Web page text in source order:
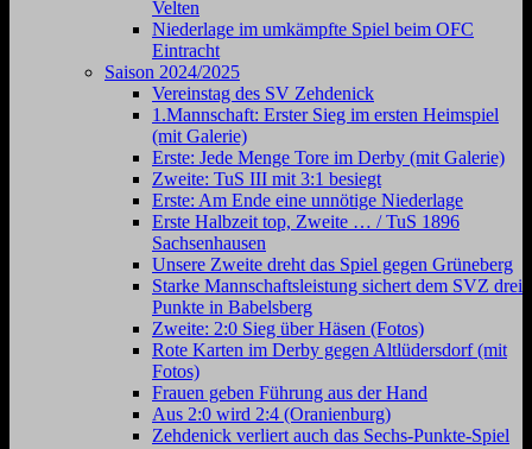
Velten
Niederlage im umkämpfte Spiel beim OFC
Eintracht
Saison 2024/2025
Vereinstag des SV Zehdenick
1.Mannschaft: Erster Sieg im ersten Heimspiel
(mit Galerie)
Erste: Jede Menge Tore im Derby (mit Galerie)
Zweite: TuS III mit 3:1 besiegt
Erste: Am Ende eine unnötige Niederlage
Erste Halbzeit top, Zweite … / TuS 1896
Sachsenhausen
Unsere Zweite dreht das Spiel gegen Grüneberg
Starke Mannschaftsleistung sichert dem SVZ drei
Punkte in Babelsberg
Zweite: 2:0 Sieg über Häsen (Fotos)
Rote Karten im Derby gegen Altlüdersdorf (mit
Fotos)
Frauen geben Führung aus der Hand
Aus 2:0 wird 2:4 (Oranienburg)
Zehdenick verliert auch das Sechs-Punkte-Spiel